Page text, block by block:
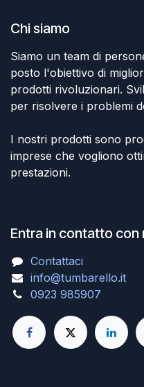
Chi siamo
Siamo un team di
posto l'obiettivo di
prodotti rivoluzionari.
per risolvere i problemi
I nostri prodotti sono
imprese che vogliono
prestazioni.
Entra in contatto con
Contattaci
info@tumbarello.it
0923 985907